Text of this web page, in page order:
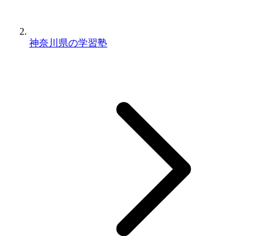
神奈川県の学習塾